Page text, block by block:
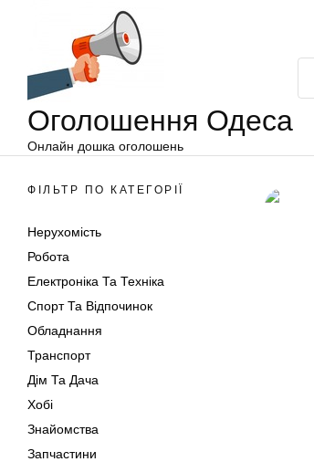
Оголошення Одеса
Онлайн дошка оголошень
ФІЛЬТР ПО КАТЕГОРІЇ
Нерухомість
Робота
Електроніка Та Техніка
Спорт Та Відпочинок
Обладнання
Транспорт
Дім Та Дача
Хобі
Знайомства
Запчастини